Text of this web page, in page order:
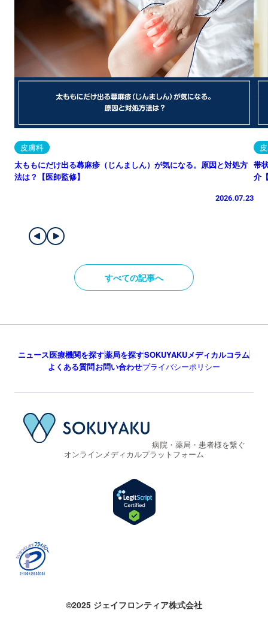
皮膚科
太ももにだけ出る蕁麻疹（じんましん）が気になる。原因と対処方
法は？【医師監修】
2026.07.23
帯
介
すべての記事へ
ニュース医療機関を探す薬局を探すSOKUYAKUメディカルコラム
よくある質問お問い合わせプライバシーポリシー
病院・薬局・患者様を繋ぐ
オンラインメディカルプラットフォーム
©2025 ジェイフロンティア株式会社